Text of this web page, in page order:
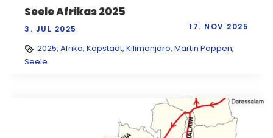
Seele Afrikas 2025
3. JUL 2025 17. NOV 2025
2025, Afrika, Kapstadt, Kilimanjaro, Martin Poppen,
Seele